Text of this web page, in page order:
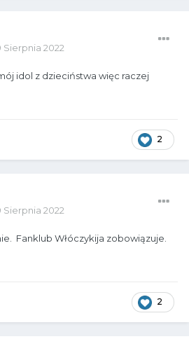
Sierpnia 2022
idol z dzieciństwa więc raczej
2
Sierpnia 2022
Fanklub Włóczykija zobowiązuje.
2